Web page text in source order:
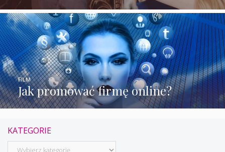
Jak promować firmę online?
FILM
KATEGORIE
Kategorie